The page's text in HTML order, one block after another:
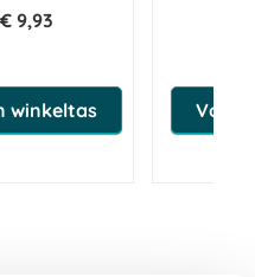
€ 9,93
winkeltas Voeg